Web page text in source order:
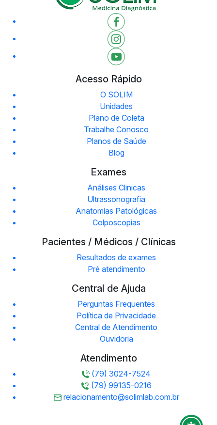
Acesso Rápido
O SOLIM
Unidades
Plano de Coleta
Trabalhe Conosco
Planos de Saúde
Blog
Exames
Análises Clinicas
Ultrassonografia
Anatomias Patológicas
Colposcopias
Pacientes / Médicos / Clínicas
Resultados de exames
Pré atendimento
Central de Ajuda
Perguntas Frequentes
Política de Privacidade
Central de Atendimento
Ouvidoria
Atendimento
(79) 3024-7524
(79) 99135-0216
relacionamento@solimlab.com.br